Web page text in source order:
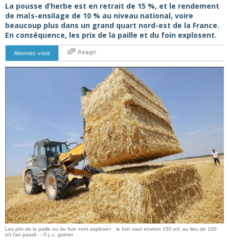
La pousse d’herbe est en retrait de 15 %, et le rendement
de maïs-ensilage de 10 % au niveau national, voire
beaucoup plus dans un grand quart nord-est de la France.
En conséquence, les prix de la paille et du foin explosent.
Abonnez-vous Reagir
Les prix de la paille ou du foin «ont explosé» : le foin vaut environ 150 e/t, au lieu de 100
e/t l’an passé. - © j.-c. gutner